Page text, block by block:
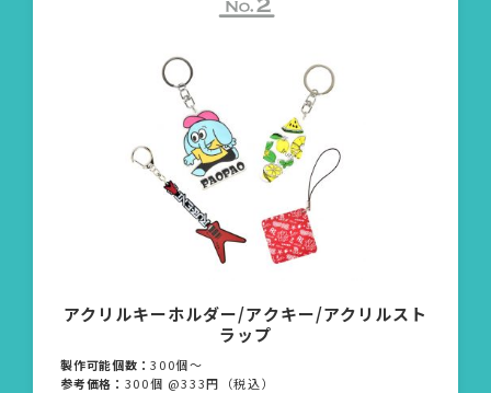
アクリルキーホルダー/アクキー/アクリルスト
ラップ
製作可能個数：300個〜
参考価格： 300個 @333円（税込）